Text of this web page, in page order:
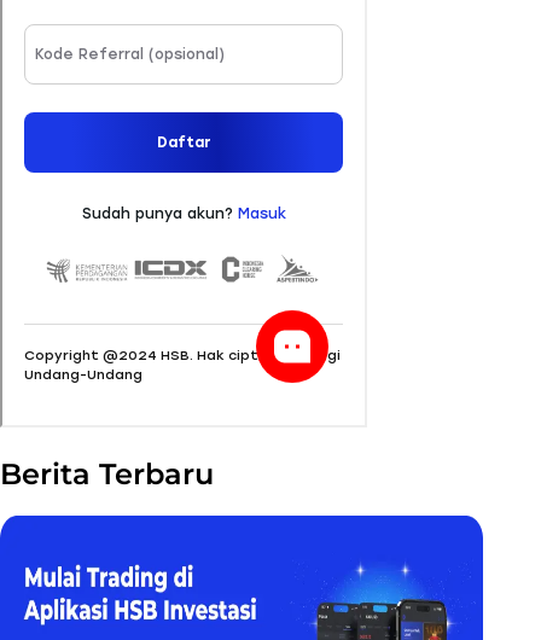
Berita Terbaru